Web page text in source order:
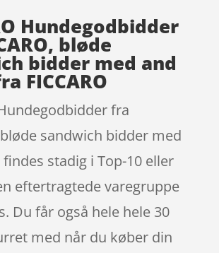
Hundegodbidder
bløde
bidder med and
FICCARO
fra
bløde sandwich bidder med
stadig i Top-10 eller
eftertragtede varegruppe
Du får også hele hele 30
med når du køber din